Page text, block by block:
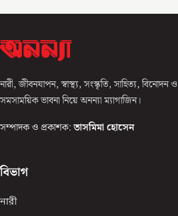
নারী, জীবনযাপন, স্বাস্থ্য, সংস্কৃতি, সাহিত্য, বিনোদন ও
সমসাময়িক ভাবনা নিয়ে অনন্যা ম্যাগাজিন।
সম্পাদক ও প্রকাশক: তাসমিমা হোসেন
বিভাগ
নারী